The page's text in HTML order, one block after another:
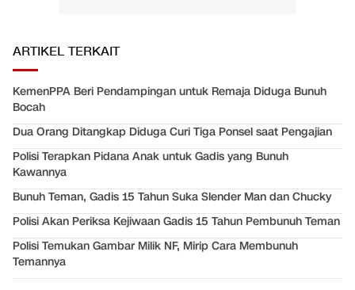
ARTIKEL TERKAIT
KemenPPA Beri Pendampingan untuk Remaja Diduga Bunuh
Bocah
Dua Orang Ditangkap Diduga Curi Tiga Ponsel saat Pengajian
Polisi Terapkan Pidana Anak untuk Gadis yang Bunuh
Kawannya
Bunuh Teman, Gadis 15 Tahun Suka Slender Man dan Chucky
Polisi Akan Periksa Kejiwaan Gadis 15 Tahun Pembunuh Teman
Polisi Temukan Gambar Milik NF, Mirip Cara Membunuh
Temannya